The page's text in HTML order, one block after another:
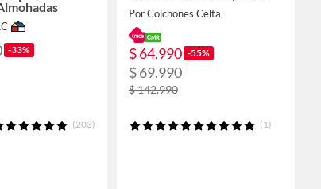
-33%
(203)
Por Colchones Celta
$ 64.990 -55%
$ 69.990
$ 142.990
(1)